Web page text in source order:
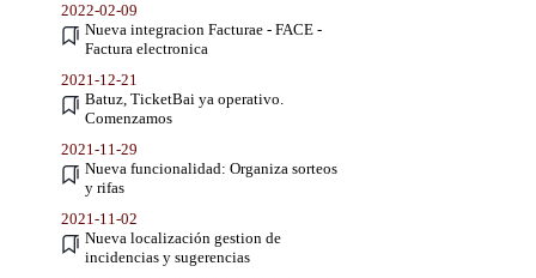
2022-02-09
Nueva integracion Facturae - FACE -
Factura electronica
2021-12-21
Batuz, TicketBai ya operativo.
Comenzamos
2021-11-29
Nueva funcionalidad: Organiza sorteos
y rifas
2021-11-02
Nueva localización gestion de
incidencias y sugerencias